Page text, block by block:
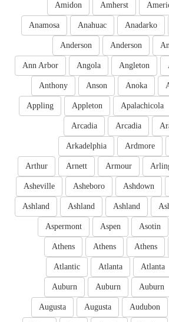
Amherst
Amidon
Anadarko
Anahuac
Anamosa
Anderson
Anderson
Angleton
Angola
Ann Arbor
Anoka
Anson
Anthony
Apalachicola
Appleton
Appling
Arcadia
Arcadia
Ardmore
Arkadelphia
Armour
Arnett
Arthur
Ashdown
Asheboro
Asheville
Ashland
Ashland
Ashland
Asotin
Aspen
Aspermont
Athens
Athens
Athens
Atlanta
Atlanta
Atlantic
Auburn
Auburn
Auburn
Audubon
Augusta
Augusta